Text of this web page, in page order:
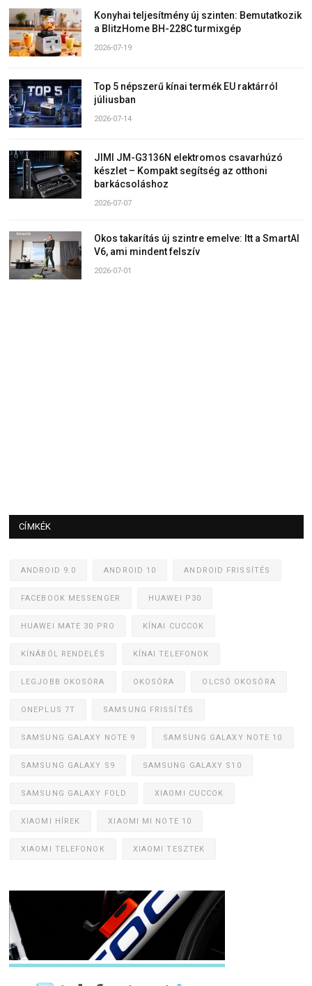
Konyhai teljesítmény új szinten: Bemutatkozik
a BlitzHome BH-228C turmixgép
2026-07-19
Top 5 népszerű kínai termék EU raktárról
júliusban
2026-07-14
JIMI JM-G3136N elektromos csavarhúzó
készlet – Kompakt segítség az otthoni
barkácsoláshoz
2026-07-07
Okos takarítás új szintre emelve: Itt a SmartAI
V6, ami mindent felszív
2026-07-01
CÍMKÉK
ANDROID 9.0 ANDROID 10 ANDROID FRISSÍTÉS
FACEBOOK MESSENGER HUAWEI P30
HUAWEI MATE 30 PRO KÍNAI CUCCOK
KÍNÁBÓL RENDELÉS KÍNAI TELEFONOK
LEGJOBB OKOSÓRA OKOSÓRA OLCSÓ OKOSÓRA
ONEPLUS 7T SAMSUNG FRISSÍTÉS
SAMSUNG GALAXY NOTE 9 SAMSUNG GALAXY NOTE 10
SAMSUNG GALAXY S9 SAMSUNG GALAXY S10
SAMSUNG GALAXY FOLD XIAOMI CUCCOK
XIAOMI HÍREK XIAOMI MI NOTE 10
XIAOMI TELEFONOK XIAOMI TESZTEK